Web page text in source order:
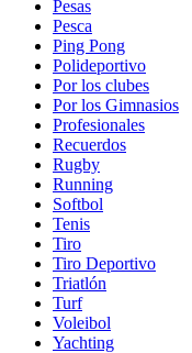
Pesas
Pesca
Ping Pong
Polideportivo
Por los clubes
Por los Gimnasios
Profesionales
Recuerdos
Rugby
Running
Softbol
Tenis
Tiro
Tiro Deportivo
Triatlón
Turf
Voleibol
Yachting